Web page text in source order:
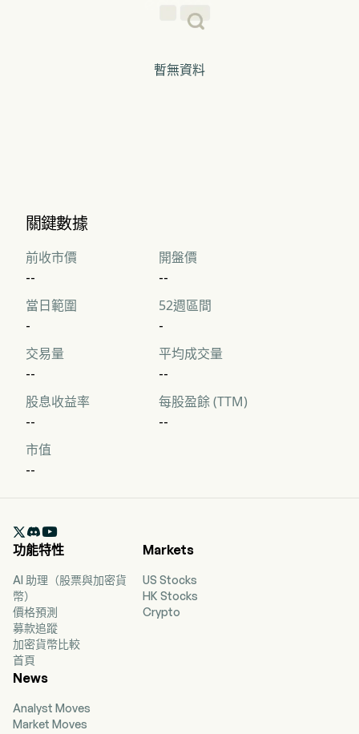
暫無資料
關鍵數據
前收市價
--
開盤價
--
當日範圍
-
52週區間
-
交易量
--
平均成交量
--
股息收益率
--
每股盈餘 (TTM)
--
市值
--

功能特性
AI 助理（股票與加密貨
幣）
價格預測
募款追蹤
加密貨幣比較
首頁
Markets
US Stocks
HK Stocks
Crypto
News
Analyst Moves
Market Moves